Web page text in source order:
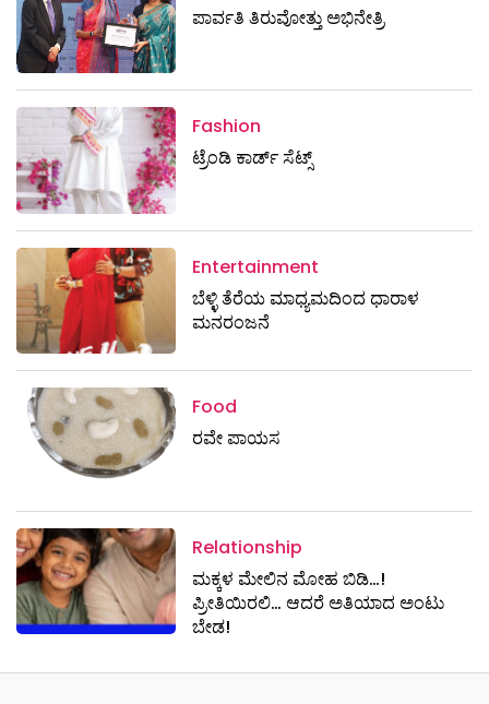
ಪಾರ್ವತಿ ತಿರುವೋತ್ತು ಅಭಿನೇತ್ರಿ
Fashion
ಟ್ರೆಂಡಿ ಕಾರ್ಡ್‌ ಸೆಟ್ಸ್
Entertainment
ಬೆಳ್ಳಿ ತೆರೆಯ ಮಾಧ್ಯಮದಿಂದ ಧಾರಾಳ
ಮನರಂಜನೆ
Food
ರವೇ ಪಾಯಸ
Relationship
ಮಕ್ಕಳ ಮೇಲಿನ ಮೋಹ ಬಿಡಿ…!
ಪ್ರೀತಿಯಿರಲಿ… ಆದರೆ ಅತಿಯಾದ ಅಂಟು
ಬೇಡ!